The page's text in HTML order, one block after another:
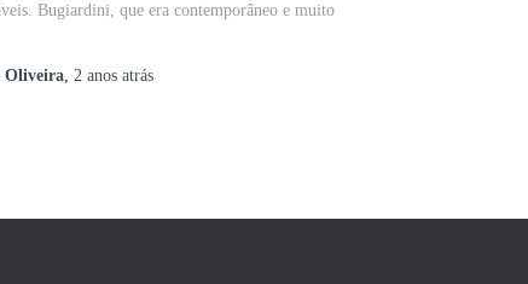
Bugiardini, que era contemporâneo e muito
Oliveira, 2 anos atrás